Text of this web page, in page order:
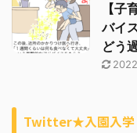
【子
バイ
どう
Twitter★入園入学